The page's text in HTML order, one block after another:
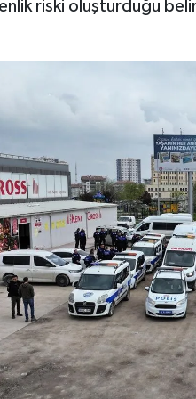
riski oluşturduğu